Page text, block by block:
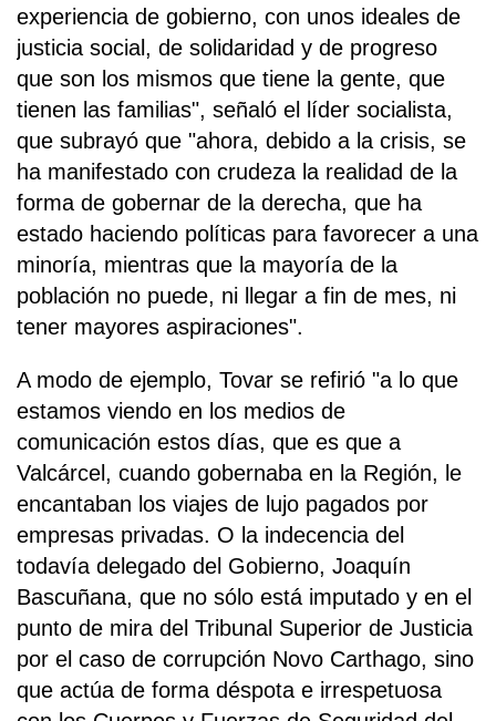
experiencia de gobierno, con unos ideales de
justicia social, de solidaridad y de progreso
que son los mismos que tiene la gente, que
tienen las familias", señaló el líder socialista,
que subrayó que "ahora, debido a la crisis, se
ha manifestado con crudeza la realidad de la
forma de gobernar de la derecha, que ha
estado haciendo políticas para favorecer a una
minoría, mientras que la mayoría de la
población no puede, ni llegar a fin de mes, ni
tener mayores aspiraciones".
A modo de ejemplo, Tovar se refirió "a lo que
estamos viendo en los medios de
comunicación estos días, que es que a
Valcárcel, cuando gobernaba en la Región, le
encantaban los viajes de lujo pagados por
empresas privadas. O la indecencia del
todavía delegado del Gobierno, Joaquín
Bascuñana, que no sólo está imputado y en el
punto de mira del Tribunal Superior de Justicia
por el caso de corrupción Novo Carthago, sino
que actúa de forma déspota e irrespetuosa